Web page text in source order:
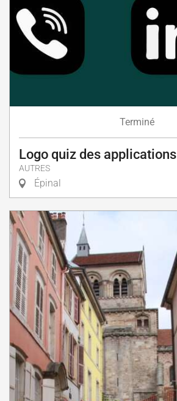
Terminé
Logo quiz des applications
AUTRES
Épinal